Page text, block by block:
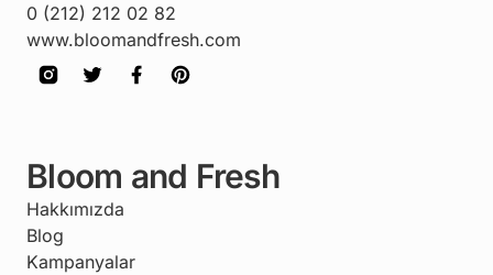
0 (212) 212 02 82
www.bloomandfresh.com
Bloom and Fresh
Hakkımızda
Blog
Kampanyalar